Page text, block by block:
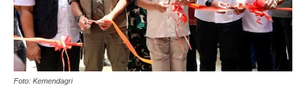
Foto: Kemendagri